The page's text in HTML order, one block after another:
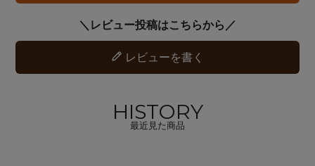
レビューを書く
HISTORY
最近見た商品